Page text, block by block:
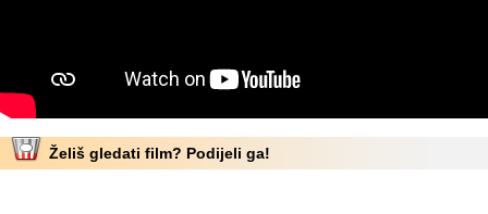
Želiš gledati film? Podijeli ga!